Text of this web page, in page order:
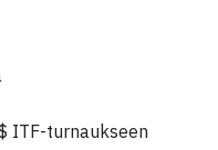
ITF-turnaukseen